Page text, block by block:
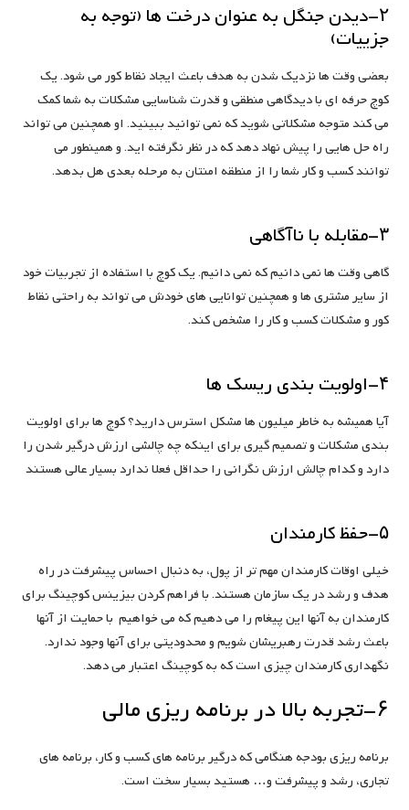
۲-دیدن جنگل به عنوان درخت ها (توجه به
جزییات)
بعضی وقت ها نزدیک شدن به هدف باعث ایجاد نقاط کور می شود. یک
کوچ حرفه ای با دیدگاهی منطقی و قدرت شناسایی مشکلات به شما کمک
می کند متوجه مشکلاتی شوید که نمی توانید ببینید. او همچنین می تواند
راه حل هایی را پیش نهاد دهد که در نظر نگرفته اید. و همینطور می
توانند کسب و کار شما را از منطقه امنتان به مرحله بعدی هل بدهد.
۳-مقابله با ناآگاهی
گاهی وقت ها نمی دانیم که نمی دانیم. یک کوچ با استفاده از تجربیات خود
از سایر مشتری ها و همچنین توانایی های خودش می تواند به راحتی نقاط
کور و مشکلات کسب و کار را مشخص کند.
۴-اولویت بندی ریسک ها
آیا همیشه به خاطر میلیون ها مشکل استرس دارید؟ کوچ ها برای اولویت
بندی مشکلات و تصمیم گیری برای اینکه چه چالشی ارزش درگیر شدن را
دارد و کدام چالش ارزش نگرانی را حداقل فعلا ندارد بسیار عالی هستند
۵-حفظ کارمندان
خیلی اوقات کارمندان مهم تر از پول، به دنبال احساس پیشرفت در راه
هدف و رشد در یک سازمان هستند. با فراهم کردن بیزینس کوچینگ برای
کارمندان به آنها این پیغام را می دهیم که می خواهیم با حمایت از آنها
باعث رشد قدرت رهبریشان شویم و محدودیتی برای آنها وجود ندارد.
نگهداری کارمندان چیزی است که به کوچینگ اعتبار می دهد.
۶-تجربه بالا در برنامه ریزی مالی
برنامه ریزی بودجه هنگامی که درگیر برنامه های کسب و کار، برنامه های
تجاری، رشد و پیشرفت و… هستید بسیار سخت است.